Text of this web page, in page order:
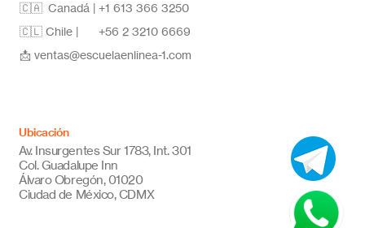
🇨🇦 Canadá | +1 613 366 3250
🇨🇱 Chile | +56 2 3210 6669
📩 ventas@escuelaenlinea-1.com
Ubicación
Av. Insurgentes Sur 1783, Int. 301
Col. Guadalupe Inn
Álvaro Obregón, 01020
Ciudad de México, CDMX